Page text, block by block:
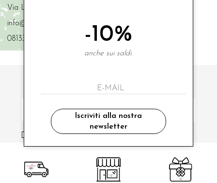
Via Luigi Mazzella,73 80077 Ischia
info@scaglionebimbi.com
0813331162
ISCRIVITI ALLA NOSTRA NEWSLETTER
ho letto ed accettato le condizioni sulla privacy.
-10%
anche sui saldi.
Iscriviti alla nostra
newsletter